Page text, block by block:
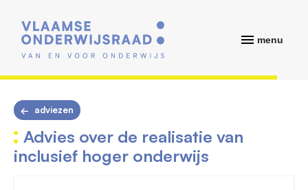
menu
adviezen
Advies over de realisatie van
inclusief hoger onderwijs